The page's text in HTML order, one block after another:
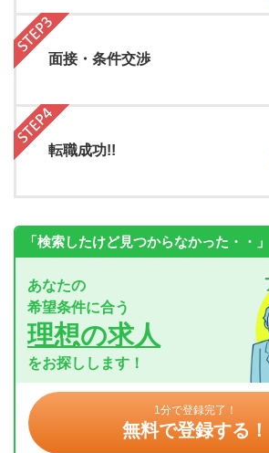
面接・条件交渉
転職成功!!
「検索したけど見つからなかった・・」
あなたの
希望条件に合う
理想の求人
をお探しします！
1分で登録完了！
無料で登録する！